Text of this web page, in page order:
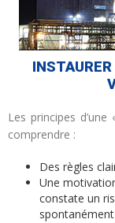
Les principes
comprendre :
Des règles
Une
constate un